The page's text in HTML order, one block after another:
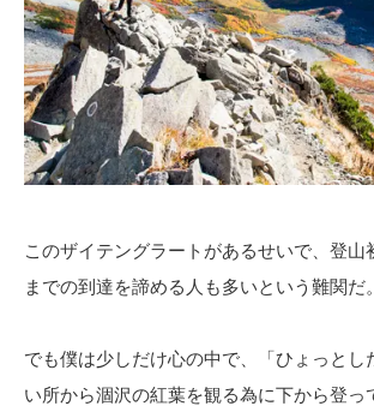
このザイテングラートがあるせいで、登山
までの到達を諦める人も多いという難関だ。
でも僕は少しだけ心の中で、「ひょっとし
い所から涸沢の紅葉を観る為に下から登っ